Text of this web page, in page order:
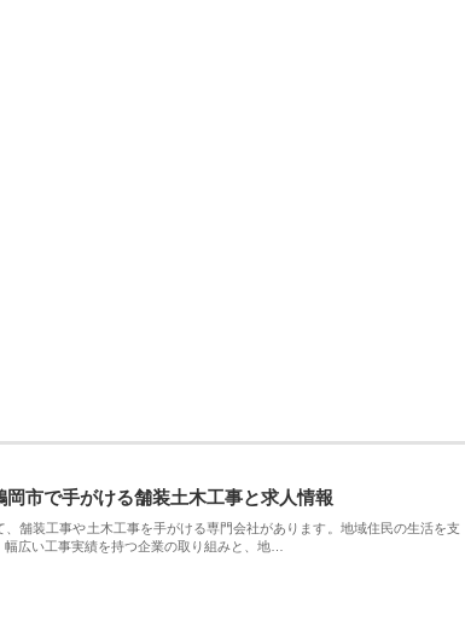
市で手がける舗装土木工事と求人情報
舗装工事や土木工事を手がける専門会社があります。地域住民の生活を支
広い工事実績を持つ企業の取り組みと、地…